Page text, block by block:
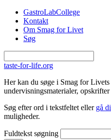
Gå til hovedindhold
GastroLabCollege
Kontakt
Om Smag for Livet
Søg
taste-for-life.org
Her kan du søge i Smag for Livets
undervisningsmaterialer, opskrifter
Søg efter ord i tekstfeltet eller gå
muligheder.
Fuldtekst søgning